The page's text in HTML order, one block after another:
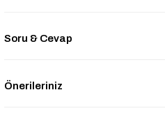
Soru & Cevap
Önerileriniz